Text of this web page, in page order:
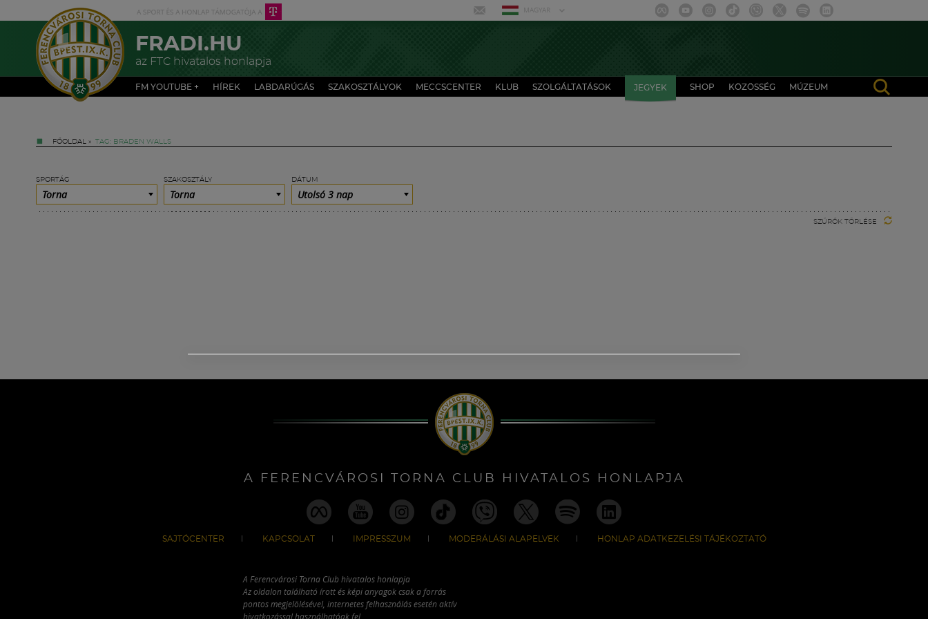
MAGYAR
FRADI.HU
az FTC hivatalos honlapja
FM YOUTUBE + HÍREK LABDARÚGÁS SZAKOSZTÁLYOK MECCSCENTER KLUB SZOLGÁLTATÁSOK JEGYEK SHOP KÖZÖSSÉG MÚZEUM
FŐOLDAL » TAG: BRADEN WALLS
SPORTÁG
Torna
SZAKOSZTÁLY
Torna
DÁTUM
Utolsó 3 nap
SZŰRŐK TÖRLÉSE
A FERENCVÁROSI TORNA CLUB HIVATALOS HONLAPJA
SAJTÓCENTER KAPCSOLAT IMPRESSZUM MODERÁLÁSI ALAPELVEK HONLAP ADATKEZELÉSI TÁJÉKOZTATÓ
A Ferencvárosi Torna Club hivatalos honlapja
Az oldalon található írott és képi anyagok csak a forrás
pontos megjelölésével, internetes felhasználás esetén aktív
hivatkozással használhatóak fel.